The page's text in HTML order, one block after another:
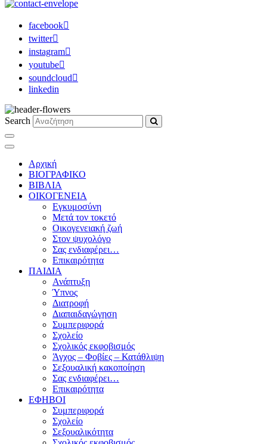
facebook
twitter
instagram
youtube
soundcloud
linkedin
Search
Αρχική
ΒΙΟΓΡΑΦΙΚΟ
ΒΙΒΛΙΑ
ΟΙΚΟΓΕΝΕΙΑ
Εγκυμοσύνη
Μετά τον τοκετό
Οικογενειακή ζωή
Στον ψυχολόγο
Σας ενδιαφέρει…
Επικαιρότητα
ΠΑΙΔΙΑ
Ανάπτυξη
Ύπνος
Διατροφή
Διαπαιδαγώγηση
Συμπεριφορά
Σχολείο
Σχολικός εκφοβισμός
Άγχος – Φοβίες – Κατάθλιψη
Σεξουαλική κακοποίηση
Σας ενδιαφέρει…
Επικαιρότητα
ΕΦΗΒΟΙ
Συμπεριφορά
Σχολείο
Σεξουαλικότητα